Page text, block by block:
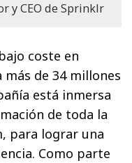
y CEO de Sprinklr
coste en
de 34 millones
está inmersa
de toda la
para lograr una
Como parte